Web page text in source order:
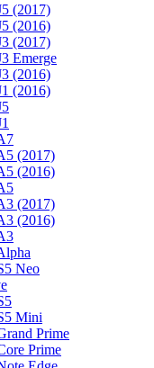
(2017)
(2016)
(2017)
Emerge
(2016)
(2016)
(2017)
(2016)
(2017)
(2016)
Neo
Mini
Prime
Prime